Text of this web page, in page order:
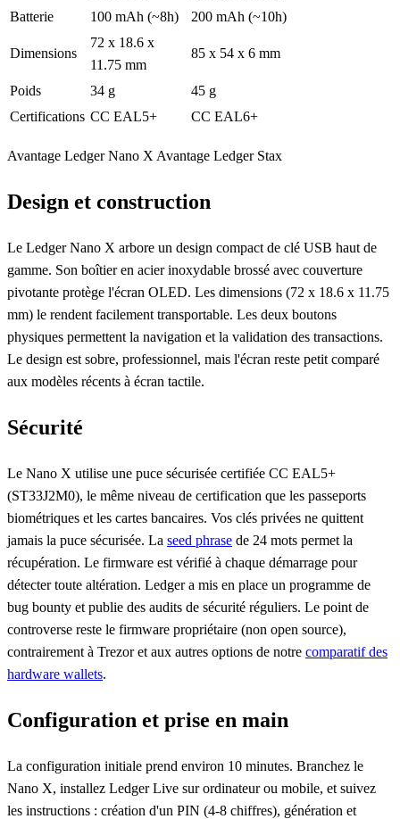
Batterie
100 mAh (~8h) 200 mAh (~10h)
Dimensions
72 x 18.6 x
11.75 mm
85 x 54 x 6 mm
Poids 34 g
45 g
Certifications CC EAL5+ CC EAL6+
Avantage Ledger Nano X Avantage Ledger Stax
Design et construction
Le Ledger Nano X arbore un design compact de clé USB haut de
gamme. Son boîtier en acier inoxydable brossé avec couverture
pivotante protège l'écran OLED. Les dimensions (72 x 18.6 x 11.75
mm) le rendent facilement transportable. Les deux boutons
physiques permettent la navigation et la validation des transactions.
Le design est sobre, professionnel, mais l'écran reste petit comparé
aux modèles récents à écran tactile.
Sécurité
Le Nano X utilise une puce sécurisée certifiée CC EAL5+
(ST33J2M0), le même niveau de certification que les passeports
biométriques et les cartes bancaires. Vos clés privées ne quittent
jamais la puce sécurisée. La seed phrase de 24 mots permet la
récupération. Le firmware est vérifié à chaque démarrage pour
détecter toute altération. Ledger a mis en place un programme de
bug bounty et publie des audits de sécurité réguliers. Le point de
controverse reste le firmware propriétaire (non open source),
contrairement à Trezor et aux autres options de notre comparatif des
hardware wallets.
Configuration et prise en main
La configuration initiale prend environ 10 minutes. Branchez le
Nano X, installez Ledger Live sur ordinateur ou mobile, et suivez
les instructions : création d'un PIN (4-8 chiffres), génération et